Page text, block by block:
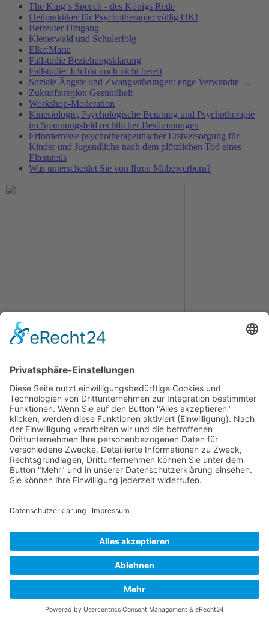
The King‘s Speech - des Königs Rede
Heilpraktiker für Psychotherapie: völlig OK!
Betreuter Umgang
Kletterwald und Schulerfolg
Elke:Maria
Fallstudie Beziehungsklärung
Fallstudie: Ich bin noch nicht bereit
Soziale Ängste und Zwangsstörungen: enge Verwandte …
Zukunftsregion Gesundheit
Workshop-Moderation
Kinesiologie, Psychologische Beratung und Psychotherapie
im Spannungsfeld rechtlicher Bestimmungen
Erfordernisse psychotherapeutischer Erstversorgung für
Kinder und Jugendliche nach dem plötzlichen Tod eines
Elternteils
Was unterscheidet Sie von Ihren Mitbewerbern?
Verband Freier Psychotherapeuten, Heilpraktiker für
Psychotherapie und Psychologischer Berater e.V.
Friedrich-Ludwig-Jahn-Straße 14
31582 Nienburg/Weser
Service-Team
05021-8650320
Diese E-Mail-Adresse ist vor Spambots geschützt! Zur Anzeige
muss JavaScript eingeschaltet sein.
Wir sind Mitglied
Datenschutzerklärung